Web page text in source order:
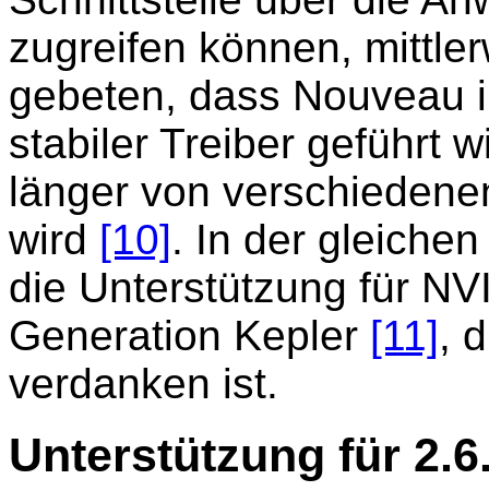
zugreifen können,
gebeten, dass Nouveau
stabiler Treiber geführt
länger von
wird [10]. In der
die Unterstützung für
Generation Kepler [11],
verdanken ist.
Unterstützung für